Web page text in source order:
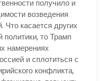
получило и
возведения
Что касается других
то Трамп
намерениях
и сплотиться с
конфликта,